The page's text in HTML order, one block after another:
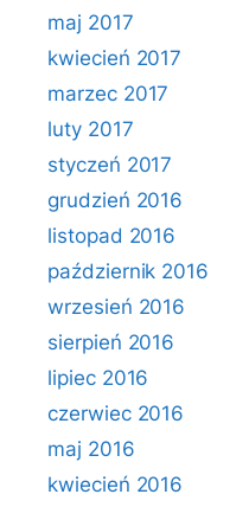
maj 2017
kwiecień 2017
marzec 2017
luty 2017
styczeń 2017
grudzień 2016
listopad 2016
październik 2016
wrzesień 2016
sierpień 2016
lipiec 2016
czerwiec 2016
maj 2016
kwiecień 2016